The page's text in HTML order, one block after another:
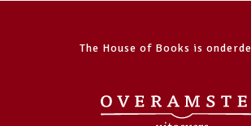
The House of Books is